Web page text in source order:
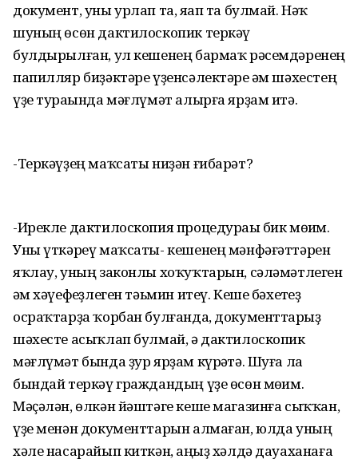
документ, уны урлап та, яһап та булмай. Нәҡ
шуның өсөн дактилоскопик теркәү
булдырылған, ул кешенең бармаҡ рәсемдәренең
папилляр биҙәктәре үҙенсәлектәре һәм шәхестең
үҙе тураһында мәғлүмәт алырға ярҙам итә.
-Теркәүҙең маҡсаты ниҙән ғибарәт?
-Ирекле дактилоскопия процедураһы бик мөһим.
Уны үткәреү маҡсаты- кешенең мәнфәғәттәрен
яҡлау, уның законлы хоҡуҡтарын, сәләмәтлеген
һәм хәүефһеҙлеген тәьмин итеү. Кеше бәхетһеҙ
осраҡтарҙа ҡорбан булғанда, документтарһыҙ
шәхесте асыҡлап булмай, ә дактилоскопик
мәғлүмәт бында ҙур ярҙам күрһәтә. Шуға ла
бындай теркәү граждандың үҙе өсөн мөһим.
Мәҫәлән, өлкән йәштәге кеше магазинға сыҡҡан,
үҙе менән документтарын алмаған, юлда уның
хәле насарайып киткән, аңһыҙ хәлдә дауаханаға